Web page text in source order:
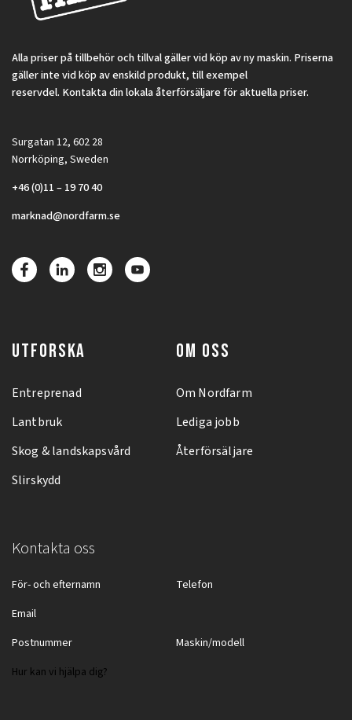
Alla priser på tillbehör och tillval gäller vid köp av ny maskin. Priserna
gäller inte vid köp av enskild produkt, till exempel
reservdel. Kontakta din lokala återförsäljare för aktuella priser.
Surgatan 12, 602 28
Norrköping, Sweden
+46 (0)11 – 19 70 40
marknad@nordfarm.se
UTFORSKA
Entreprenad
Lantbruk
Skog & landskapsvård
Slirskydd
OM OSS
Om Nordfarm
Lediga jobb
Återförsäljare
Kontakta oss